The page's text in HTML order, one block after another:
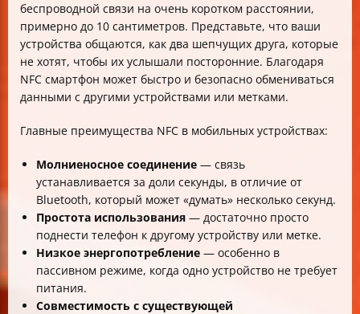
беспроводной связи на очень коротком расстоянии,
примерно до 10 сантиметров. Представьте, что ваши
устройства общаются, как два шепчущих друга, которые
не хотят, чтобы их услышали посторонние. Благодаря
NFC смартфон может быстро и безопасно обмениваться
данными с другими устройствами или метками.
Главные преимущества NFC в мобильных устройствах:
Молниеносное соединение — связь
устанавливается за доли секунды, в отличие от
Bluetooth, который может «думать» несколько секунд.
Простота использования — достаточно просто
поднести телефон к другому устройству или метке.
Низкое энергопотребление — особенно в
пассивном режиме, когда одно устройство не требует
питания.
Совместимость с существующей